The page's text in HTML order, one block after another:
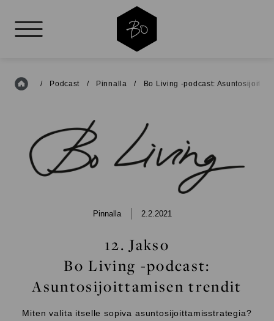
AVAA VALIKKO
Etusivu
/ Podcast / Pinnalla / Bo Living -podcast:
BO
LIVING
Pinnalla 2.2.2021
12. Jakso
Bo Living -podcast:
Asuntosijoittamisen trendit
Miten valita itselle sopiva asuntosijoittamisstrategia?